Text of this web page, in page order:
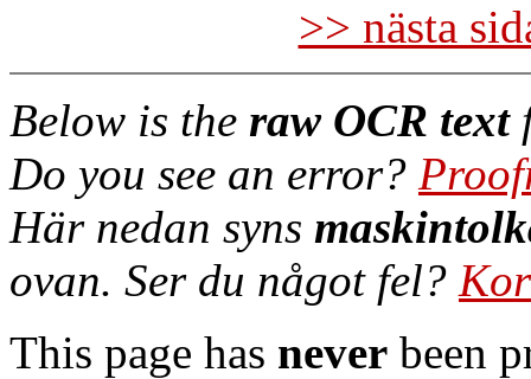
>> nästa
Below is the raw OCR text
Do you see an error?
Här nedan syns
ovan. Ser du något fel?
This page has never been